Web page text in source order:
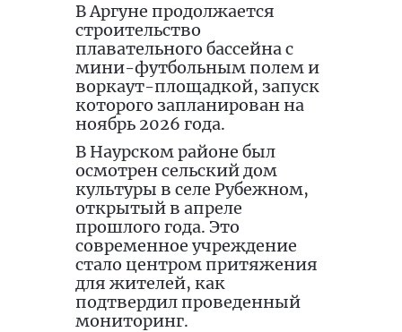
В Аргуне продолжается
строительство
плавательного бассейна с
мини-футбольным полем и
воркаут-площадкой, запуск
которого запланирован на
ноябрь 2026 года.
В Наурском районе был
осмотрен сельский дом
культуры в селе Рубежном,
открытый в апреле
прошлого года. Это
современное учреждение
стало центром притяжения
для жителей, как
подтвердил проведенный
мониторинг.